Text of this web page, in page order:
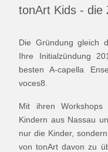
tonArt Kids - die
Die Gründung gleich
Ihre Initialzündung
besten A-capella
voces8.
Mit ihren
Kindern aus Nassau
nur die Kinder,
von tonArt davon zu